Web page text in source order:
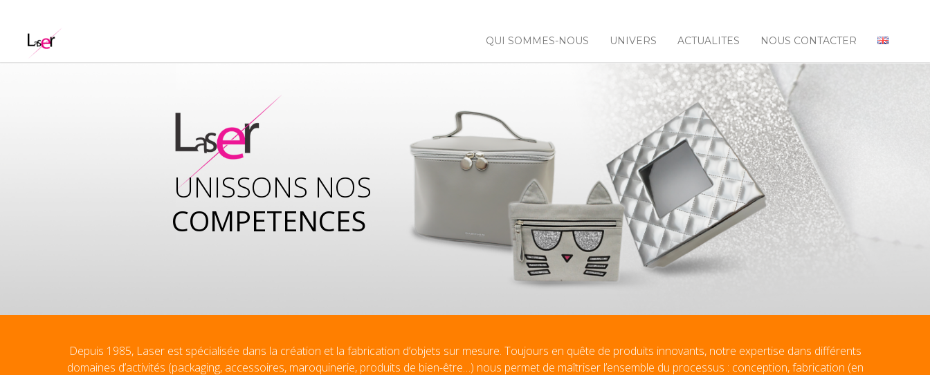
QUI SOMMES-NOUS UNIVERS ACTUALITES NOUS CONTACTER
COMPETENCES
UNISSONS NOS
Depuis 1985, Laser est spécialisée dans la création et la fabrication d’objets sur mesure. Toujours en quête de produits innovants, notre expertise dans différents
domaines d’activités (packaging, accessoires, maroquinerie, produits de bien-être…) nous permet de maîtriser l’ensemble du processus : conception, fabrication (en